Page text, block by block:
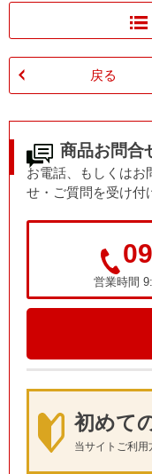
戻る
商品お問合
お電話、もしくはお
せ・ご質問を受け付
営業時間
初めて
当サイトご利用